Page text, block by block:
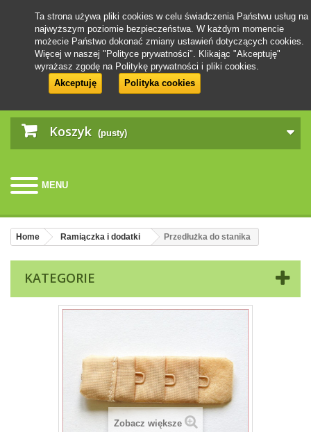
Koszyk (pusty)
MENU
Ta strona używa pliki cookies w celu świadczenia Państwu usług na
najwyższym poziomie bezpieczeństwa. W każdym momencie
możecie Państwo dokonać zmiany ustawień dotyczących cookies.
Więcej w naszej "Polityce prywatności". Klikając "Akceptuję"
wyrażasz zgodę na Politykę prywatności i pliki cookies.
Akceptuję
Polityka cookies
Home Ramiączka i dodatki Przedłużka do stanika
KATEGORIE
Zobacz większe